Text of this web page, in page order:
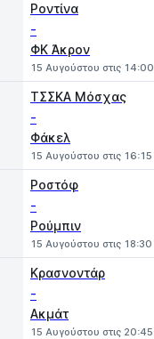
Ροντίνα
-
ΦΚ Άκρον
15 Αυγούστου στις 14:00
ΤΣΣΚΑ Μόσχας
-
Φάκελ
15 Αυγούστου στις 16:15
Ροστόφ
-
Ρούμπιν
15 Αυγούστου στις 18:30
Κρασνοντάρ
-
Ακμάτ
15 Αυγούστου στις 20:45